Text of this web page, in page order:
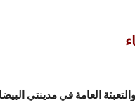
العامة في مدينتي